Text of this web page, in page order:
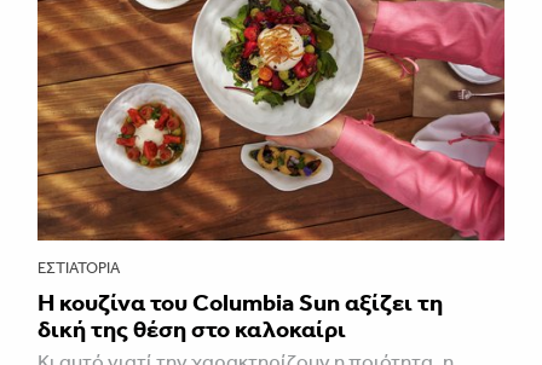
ΕΣΤΙΑΤΌΡΙΑ
Η κουζίνα του Columbia Sun αξίζει τη
δική της θέση στο καλοκαίρι